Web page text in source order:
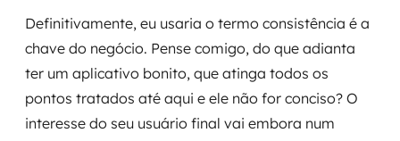
Definitivamente, eu usaria o termo consistência é a
chave do negócio. Pense comigo, do que adianta
ter um aplicativo bonito, que atinga todos os
pontos tratados até aqui e ele não for conciso? O
interesse do seu usuário final vai embora num